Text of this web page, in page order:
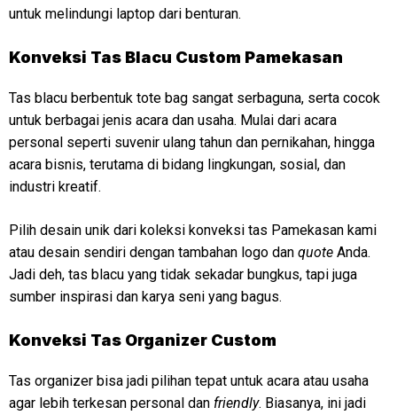
untuk melindungi laptop dari benturan.
Konveksi Tas Blacu Custom Pamekasan
Tas blacu berbentuk tote bag sangat serbaguna, serta cocok
untuk berbagai jenis acara dan usaha. Mulai dari acara
personal seperti suvenir ulang tahun dan pernikahan, hingga
acara bisnis, terutama di bidang lingkungan, sosial, dan
industri kreatif.
Pilih desain unik dari koleksi konveksi tas Pamekasan kami
atau desain sendiri dengan tambahan logo dan quote Anda.
Jadi deh, tas blacu yang tidak sekadar bungkus, tapi juga
sumber inspirasi dan karya seni yang bagus.
Konveksi Tas Organizer Custom
Tas organizer bisa jadi pilihan tepat untuk acara atau usaha
agar lebih terkesan personal dan friendly. Biasanya, ini jadi